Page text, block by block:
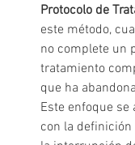
Protocolo de
este método,
no complete un
tratamiento
que ha
Este enfoque se
con la